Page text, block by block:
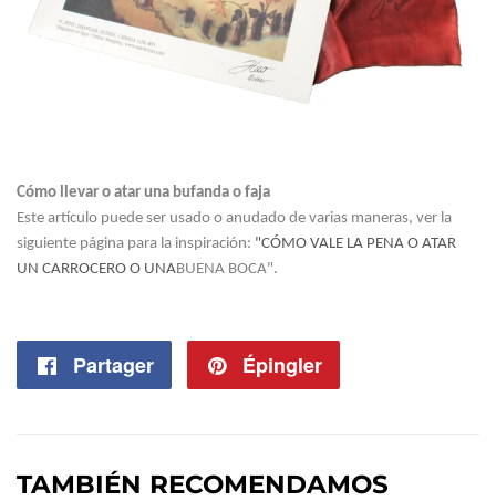
Cómo llevar o atar una bufanda o faja
Este artículo puede ser usado o anudado de varias maneras, ver la
siguiente página para la inspiración: "CÓMO VALE LA PENA O ATAR
UN CARROCERO O UNABUENA BOCA".
Partager
PartagerÉpingler
TAMBIÉN RECOMENDAMOS